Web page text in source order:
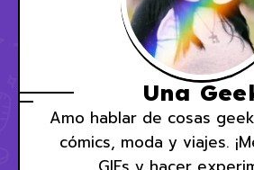
Una
Amo hablar de cosas
cómics, moda y viajes.